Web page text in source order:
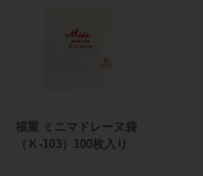
福重 ミニマドレーヌ袋
（Ｋ-103）100枚入り